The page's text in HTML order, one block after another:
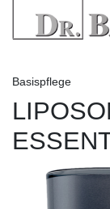
Basispflege